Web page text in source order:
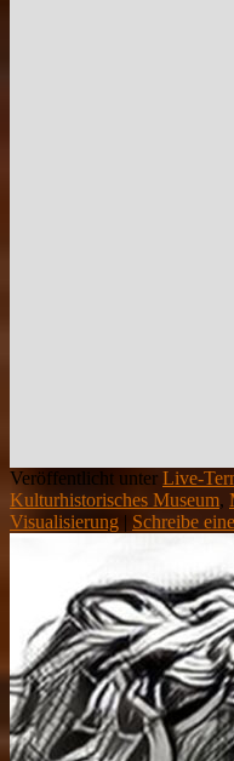
Veröffentlicht unter Live-
Kulturhistorisches Museum,
Visualisierung | Schreibe